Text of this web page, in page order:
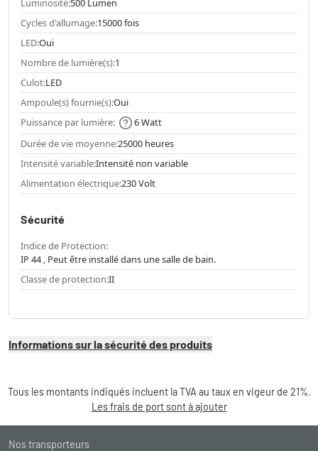
Luminosité:500 Lumen
Cycles d'allumage:15000 fois
LED:Oui
Nombre de lumière(s):1
Culot:LED
Ampoule(s) fournie(s):Oui
Puissance par lumière:
6 Watt
Durée de vie moyenne:25000 heures
Intensité variable:Intensité non variable
Alimentation électrique:230 Volt
Sécurité
Indice de Protection:
IP 44 , Peut être installé dans une salle de bain.
Classe de protection:II
Informations sur la sécurité des produits
Tous les montants indiqués incluent la TVA au taux en vigeur de 21%.
Les frais de port sont à ajouter
Nos transporteurs